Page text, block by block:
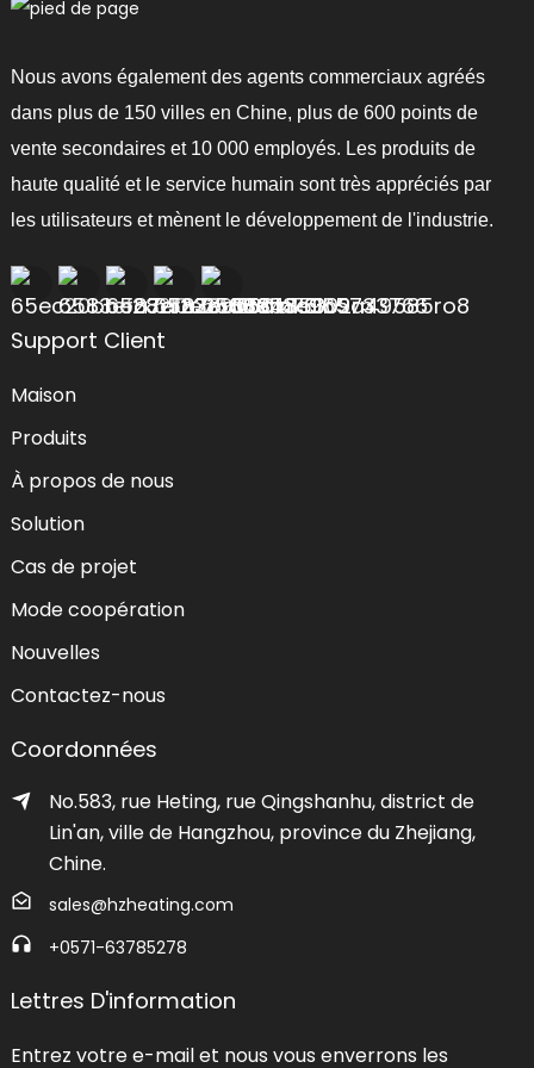
Nous avons également des agents commerciaux agréés
dans plus de 150 villes en Chine, plus de 600 points de
vente secondaires et 10 000 employés. Les produits de
haute qualité et le service humain sont très appréciés par
les utilisateurs et mènent le développement de l'industrie.
Support Client
Maison
Produits
À propos de nous
Solution
Cas de projet
Mode coopération
Nouvelles
Contactez-nous
Coordonnées
No.583, rue Heting, rue Qingshanhu, district de
Lin'an, ville de Hangzhou, province du Zhejiang,
Chine.
sales@hzheating.com
+0571-63785278
Lettres D'information
Entrez votre e-mail et nous vous enverrons les